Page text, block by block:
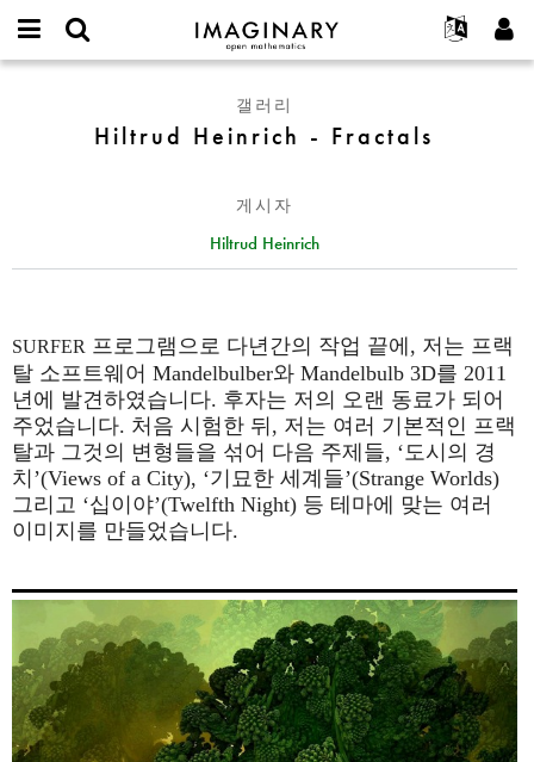
IMAGINARY
open
Français
Deutsch
Español
Türkçe
Programs
Hands-On
Films
Texts
나머지 보기...
프로젝트
참가하기
가입하기
Heinrich
갤러리
Hiltrud Heinrich - Fractals
게시자
Hiltrud Heinrich
SURFER 프로그램으로 다년간의 작업 끝에, 저는 프랙
탈 소프트웨어 Mandelbulber와 Mandelbulb 3D를 2011
년에 발견하였습니다. 후자는 저의 오랜 동료가 되어
주었습니다. 처음 시험한 뒤, 저는 여러 기본적인 프랙
탈과 그것의 변형들을 섞어 다음 주제들, ‘도시의 경
치’(Views of a City), ‘기묘한 세계들’(Strange Worlds)
그리고 ‘십이야’(Twelfth Night) 등 테마에 맞는 여러
이미지를 만들었습니다.